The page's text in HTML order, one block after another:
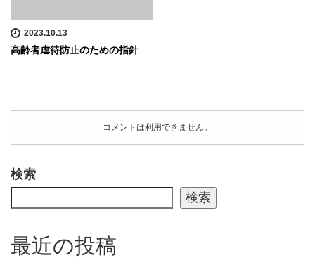
2023.10.13
高齢者虐待防止のための指針
コメントは利用できません。
検索
検索
最近の投稿